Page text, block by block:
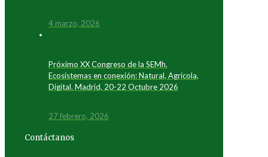
4 marzo, 2026
Próximo XX Congreso de la SEMh.
Ecosistemas en conexión: Natural, Agrícola,
Digital. Madrid, 20-22 Octubre 2026
27 febrero, 2026
Contáctanos